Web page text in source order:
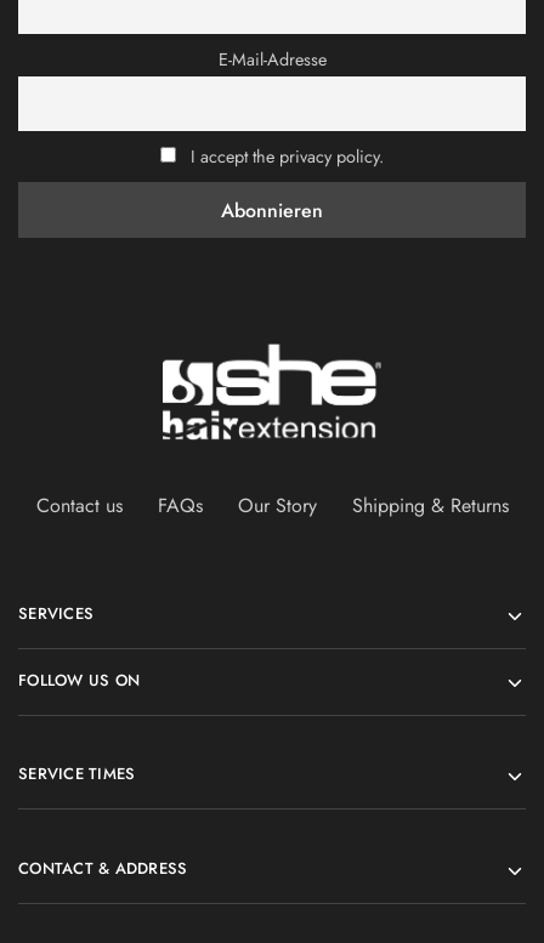
E-Mail-Adresse
I accept the privacy policy.
Contact us FAQs Our Story Shipping & Returns
SERVICES
FOLLOW US ON
SERVICE TIMES
CONTACT & ADDRESS